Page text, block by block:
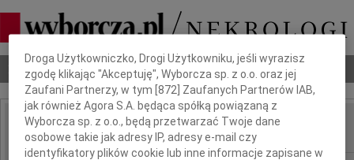
Nekrologi Odeszli Poradnik pogrzebowy
IMIĘ I NAZWISKO:
Dbamy o Twoją prywatność
Droga Użytkowniczko, Drogi Użytkowniku, jeśli wyrazisz
zgodę klikając "Akceptuję", Wyborcza sp. z o.o. oraz jej
Zaufani Partnerzy, w tym [872 ] Zaufanych Partnerów IAB,
jak również Agora S.A. będąca spółką powiązaną z
Wyborcza sp. z o.o., będą przetwarzać Twoje dane
osobowe takie jak adresy IP, adresy e-mail czy
identyfikatory plików cookie lub inne informacje zapisane w